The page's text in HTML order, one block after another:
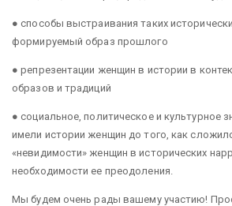
● способы выстраивания таких
формируемый образ прошлого
● репрезентации женщин в истории в
образов и традиций
● социальное, политическое и культурное
имели истории женщин до того, как
«невидимости» женщин в исторических
необходимости ее преодоления.
Мы будем очень рады вашему участию!